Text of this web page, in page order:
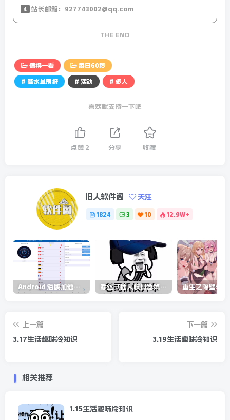
全国降水量预报-24小时预报图
4 站长邮箱：927743002@qq.com
THE END
值得一看 每日60秒
# 降水量预报 # 活动 # 多人
喜欢就支持一下吧
点赞 2 分享 收藏
旧人软件阁 关注
1824 3 10 12.9W+
Android 海鸥加速器v6.6.3(解锁会员) 螺丝式插入模拟器第5代/NejicomiSimulator.Vol.5.v1.0.2
上一篇
3.17生活趣味冷知识
下一篇
3.19生活趣味冷知识
相关推荐
1.15生活趣味冷知识